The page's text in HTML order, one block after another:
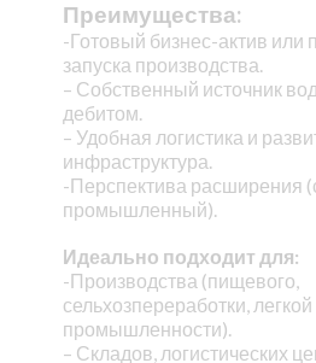
Преимущества:
-Готовый бизнес-актив или
запуска производства.
– Собственный источник
дебитом.
– Удобная логистика и
инфраструктура.
-Перспектива расширения
промышленный).
Идеально подходит для:
-Производства (пищевого,
сельхозпереработки, легкой
промышленности).
– Складов, логистических